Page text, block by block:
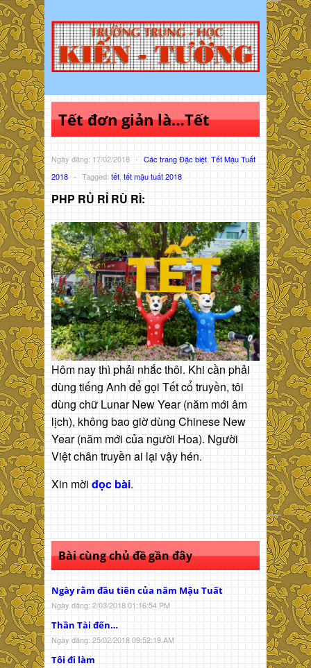
Tết đơn giản là…Tết
Ngày đăng: 17/02/2018 - Các trang Đặc biệt Tết Mậu Tuất
2018 - Tagged: tết tết mậu tuất 2018
PHP RỦ RỈ RÙ RÌ:
Hôm nay thì phải nhắc thôi. Khi cần phải
dùng tiếng Anh để gọi Tết cổ truyền, tôi
dùng chữ Lunar New Year (năm mới âm
lịch), không bao giờ dùng Chinese New
Year (năm mới của người Hoa). Người
Việt chân truyền ai lại vậy hén.
Xin mời đọc bài.
Bài cùng chủ đề gần đây
Ngày rằm đầu tiên của năm Mậu Tuất
Ngày đăng: 2/03/2018 01:16:54 PM
Thần Tài đến…
Ngày đăng: 25/02/2018 09:52:19 AM
Tôi đi làm